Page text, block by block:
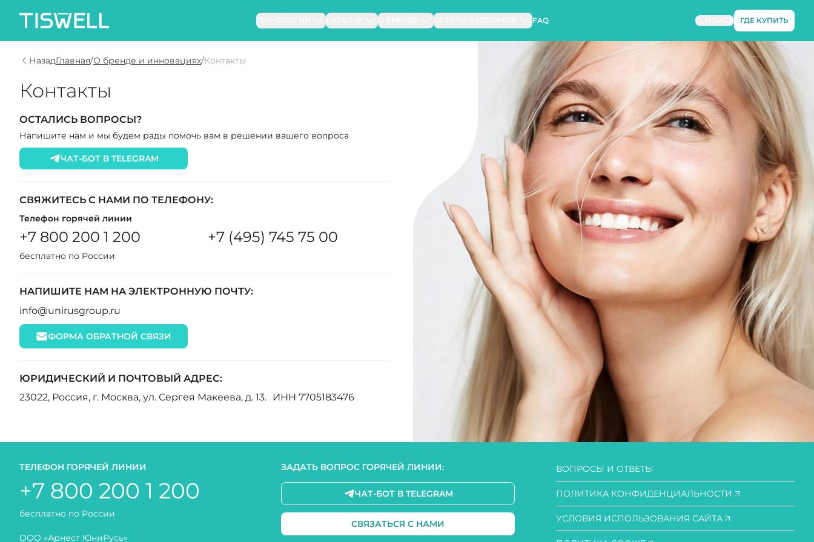
ТЕХНОЛОГИИ FAQ ПОИСК ГДЕ КУПИТЬ
НазадГлавная/О бренде и инновациях/Контакты
Связаться с нами
Контакты
ОСТАЛИСЬ ВОПРОСЫ?
Напишите нам и мы будем рады помочь вам в решении вашего вопроса
ЧАТ-БОТ В TELEGRAM
СВЯЖИТЕСЬ С НАМИ ПО ТЕЛЕФОНУ:
Телефон горячей линии
+7 800 200 1 200
бесплатно по России
+7 (495) 745 75 00
НАПИШИТЕ НАМ НА ЭЛЕКТРОННУЮ ПОЧТУ:
info@unirusgroup.ru
ФОРМА ОБРАТНОЙ СВЯЗИ
ЮРИДИЧЕСКИЙ И ПОЧТОВЫЙ АДРЕС:
23022, Россия, г. Москва, ул. Сергея Макеева, д. 13. ИНН 7705183476
ТЕЛЕФОН ГОРЯЧЕЙ ЛИНИИ
+7 800 200 1 200
бесплатно по России
ООО «Арнест ЮниРусь»
ЗАДАТЬ ВОПРОС ГОРЯЧЕЙ ЛИНИИ:
ЧАТ-БОТ В TELEGRAM
СВЯЗАТЬСЯ С НАМИ
ВОПРОСЫ И ОТВЕТЫ
ПОЛИТИКА КОНФИДЕНЦИАЛЬНОСТИ
УСЛОВИЯ ИСПОЛЬЗОВАНИЯ САЙТА